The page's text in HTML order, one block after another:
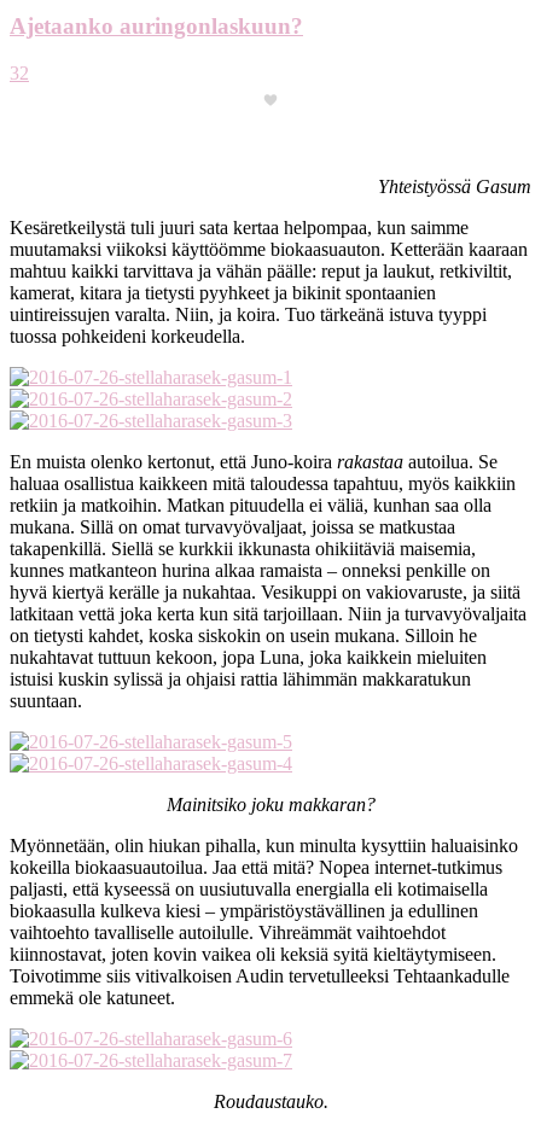
Ajetaanko auringonlaskuun?
32
Yhteistyössä Gasum
Kesäretkeilystä tuli juuri sata kertaa helpompaa, kun saimme
muutamaksi viikoksi käyttöömme biokaasuauton. Ketterään kaaraan
mahtuu kaikki tarvittava ja vähän päälle: reput ja laukut, retkiviltit,
kamerat, kitara ja tietysti pyyhkeet ja bikinit spontaanien
uintireissujen varalta. Niin, ja koira. Tuo tärkeänä istuva tyyppi
tuossa pohkeideni korkeudella.
En muista olenko kertonut, että Juno-koira rakastaa autoilua. Se
haluaa osallistua kaikkeen mitä taloudessa tapahtuu, myös kaikkiin
retkiin ja matkoihin. Matkan pituudella ei väliä, kunhan saa olla
mukana. Sillä on omat turvavyövaljaat, joissa se matkustaa
takapenkillä. Siellä se kurkkii ikkunasta ohikiitäviä maisemia,
kunnes matkanteon hurina alkaa ramaista – onneksi penkille on
hyvä kiertyä kerälle ja nukahtaa. Vesikuppi on vakiovaruste, ja siitä
latkitaan vettä joka kerta kun sitä tarjoillaan. Niin ja turvavyövaljaita
on tietysti kahdet, koska siskokin on usein mukana. Silloin he
nukahtavat tuttuun kekoon, jopa Luna, joka kaikkein mieluiten
istuisi kuskin sylissä ja ohjaisi rattia lähimmän makkaratukun
suuntaan.
Mainitsiko joku makkaran?
Myönnetään, olin hiukan pihalla, kun minulta kysyttiin haluaisinko
kokeilla biokaasuautoilua. Jaa että mitä? Nopea internet-tutkimus
paljasti, että kyseessä on uusiutuvalla energialla eli kotimaisella
biokaasulla kulkeva kiesi – ympäristöystävällinen ja edullinen
vaihtoehto tavalliselle autoilulle. Vihreämmät vaihtoehdot
kiinnostavat, joten kovin vaikea oli keksiä syitä kieltäytymiseen.
Toivotimme siis vitivalkoisen Audin tervetulleeksi Tehtaankadulle
emmekä ole katuneet.
Roudaustauko.